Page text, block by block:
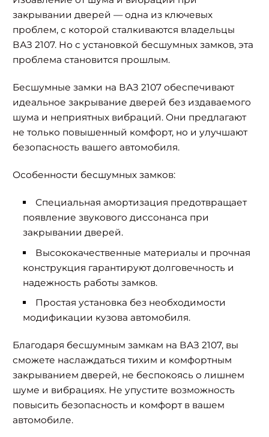
закрывании дверей — одна из ключевых
проблем, с которой сталкиваются владельцы
ВАЗ 2107. Но с установкой бесшумных замков, эта
проблема становится прошлым.
Бесшумные замки на ВАЗ 2107 обеспечивают
идеальное закрывание дверей без издаваемого
шума и неприятных вибраций. Они предлагают
не только повышенный комфорт, но и улучшают
безопасность вашего автомобиля.
Особенности бесшумных замков:
Специальная амортизация предотвращает
появление звукового диссонанса при
закрывании дверей.
Высококачественные материалы и прочная
конструкция гарантируют долговечность и
надежность работы замков.
Простая установка без необходимости
модификации кузова автомобиля.
Благодаря бесшумным замкам на ВАЗ 2107, вы
сможете наслаждаться тихим и комфортным
закрыванием дверей, не беспокоясь о лишнем
шуме и вибрациях. Не упустите возможность
повысить безопасность и комфорт в вашем
автомобиле.